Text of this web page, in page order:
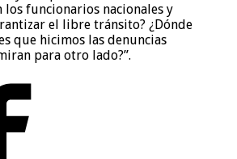
los funcionarios nacionales y
el libre tránsito? ¿Dónde
que hicimos las denuncias
para otro lado?”.